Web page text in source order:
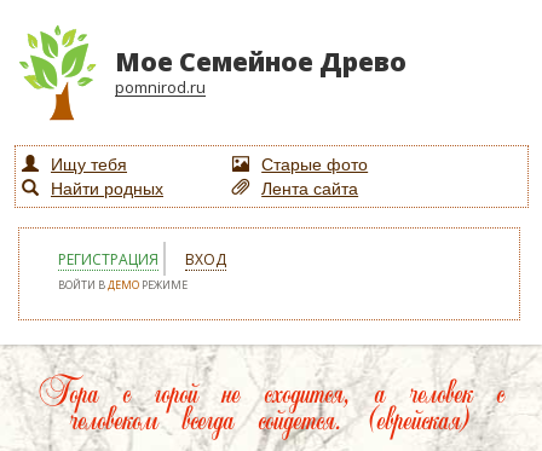
Мое Семейное Древо
pomnirod.ru
Ищу тебя
Старые фото
Найти родных
Лента сайта
РЕГИСТРАЦИЯ ВХОД
ВОЙТИ ВДЕМО РЕЖИМЕ
Гора с горой не сходится, а человек с
человеком всегда сойдется. (еврейская)